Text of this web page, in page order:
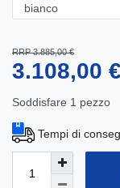
RRP 3.885,00 €
3.108,00 €
Soddisfare 1 pezzo
Tempi di